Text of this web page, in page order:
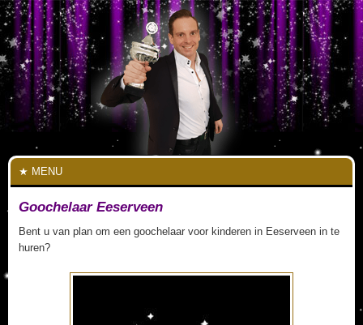
MENU
Goochelaar Eeserveen
Bent u van plan om een goochelaar voor kinderen in Eeserveen in te
huren?